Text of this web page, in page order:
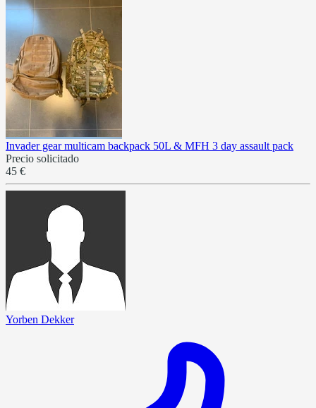
Invader gear multicam backpack 50L & MFH 3 day assault pack
Precio solicitado
45 €
Yorben Dekker